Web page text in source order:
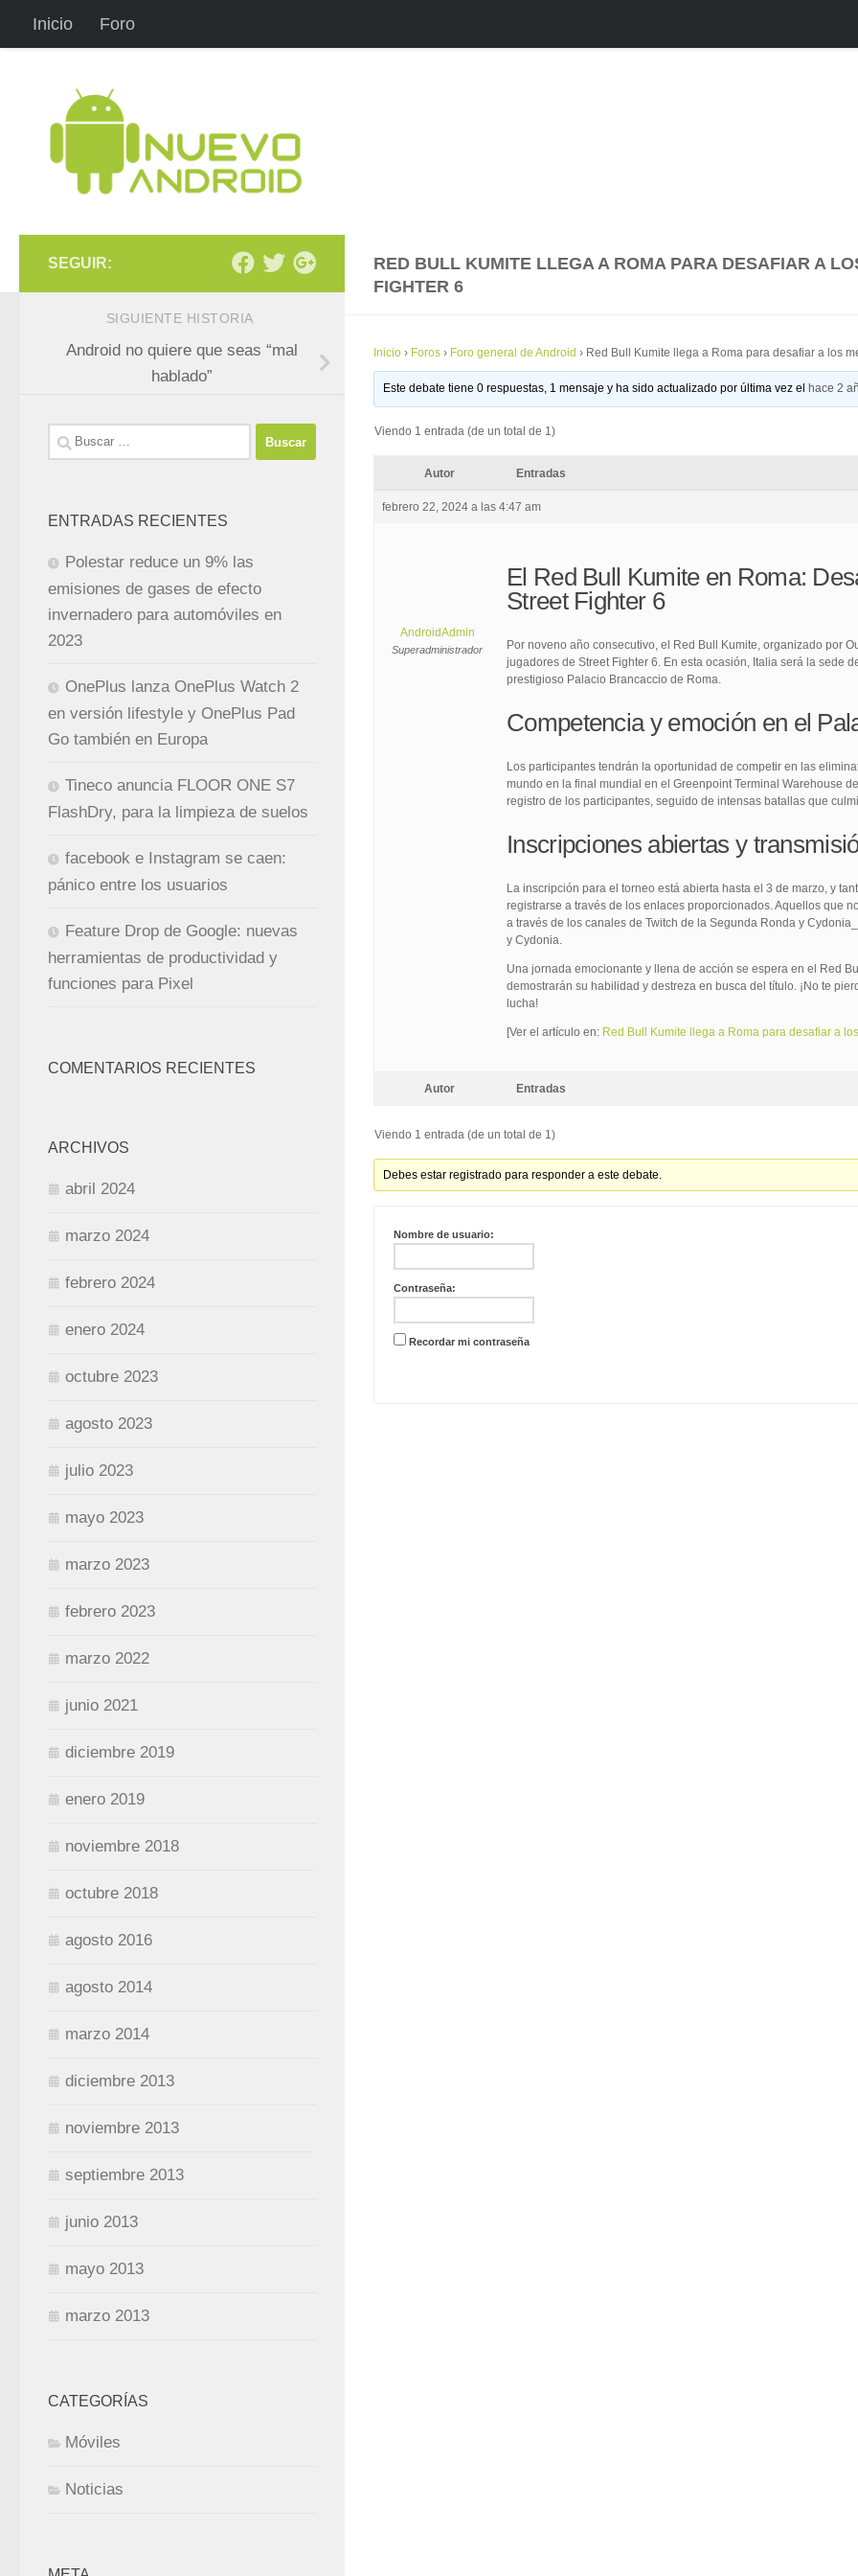
Saltar al contenido
Inicio Foro
RED BULL KUMITE LLEGA A ROMA PARA DESAFIAR A
FIGHTER 6
Inicio › Foros › Foro general de Android › Red Bull Kumite llega a Roma para desafiar a los
Este debate tiene 0 respuestas, 1 mensaje y ha sido actualizado por última vez el hace 2
Viendo 1 entrada (de un total de 1)
Autor Entradas
febrero 22, 2024 a las 4:47 am
AndroidAdmin
Superadministrador
El Red Bull Kumite en Roma:
Street Fighter 6
Por noveno año consecutivo, el Red Bull Kumite, organizado por
jugadores de Street Fighter 6. En esta ocasión, Italia será la sede
prestigioso Palacio Brancaccio de Roma.
Competencia y emoción en el
Los participantes tendrán la oportunidad de competir en las
mundo en la final mundial en el Greenpoint Terminal Warehouse
registro de los participantes, seguido de intensas batallas que
Inscripciones abiertas y
La inscripción para el torneo está abierta hasta el 3 de marzo, y
registrarse a través de los enlaces proporcionados. Aquellos que
a través de los canales de Twitch de la Segunda Ronda y
y Cydonia.
Una jornada emocionante y llena de acción se espera en el Red
demostrarán su habilidad y destreza en busca del título. ¡No te
lucha!
[Ver el artículo en: Red Bull Kumite llega a Roma para desafiar a
Autor Entradas
Viendo 1 entrada (de un total de 1)
Debes estar registrado para responder a este debate.
Nombre de usuario:
Contraseña:
Recordar mi contraseña
SEGUIR:
SIGUIENTE HISTORIA
Android no quiere que seas “mal
hablado”
Buscar:
ENTRADAS RECIENTES
Polestar reduce un 9% las
emisiones de gases de efecto
invernadero para automóviles en
2023
OnePlus lanza OnePlus Watch 2
en versión lifestyle y OnePlus Pad
Go también en Europa
Tineco anuncia FLOOR ONE S7
FlashDry, para la limpieza de suelos
facebook e Instagram se caen:
pánico entre los usuarios
Feature Drop de Google: nuevas
herramientas de productividad y
funciones para Pixel
COMENTARIOS RECIENTES
ARCHIVOS
abril 2024
marzo 2024
febrero 2024
enero 2024
octubre 2023
agosto 2023
julio 2023
mayo 2023
marzo 2023
febrero 2023
marzo 2022
junio 2021
diciembre 2019
enero 2019
noviembre 2018
octubre 2018
agosto 2016
agosto 2014
marzo 2014
diciembre 2013
noviembre 2013
septiembre 2013
junio 2013
mayo 2013
marzo 2013
CATEGORÍAS
Móviles
Noticias